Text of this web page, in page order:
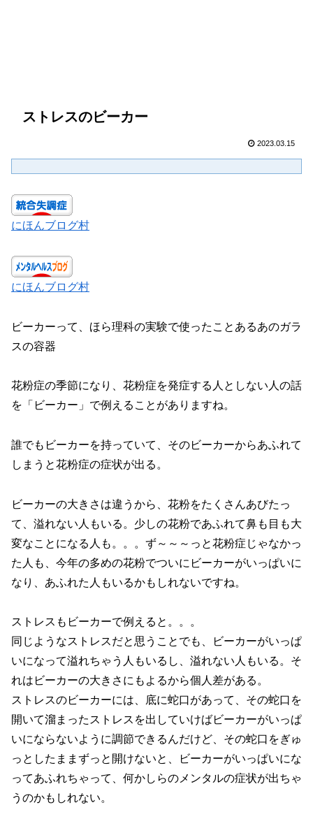
ストレスのビーカー
2023.03.15
にほんブログ村
にほんブログ村
ビーカーって、ほら理科の実験で使ったことあるあのガラ
スの容器
花粉症の季節になり、花粉症を発症する人としない人の話
を「ビーカー」で例えることがありますね。
誰でもビーカーを持っていて、そのビーカーからあふれて
しまうと花粉症の症状が出る。
ビーカーの大きさは違うから、花粉をたくさんあびたっ
て、溢れない人もいる。少しの花粉であふれて鼻も目も大
変なことになる人も。。。ず～～～っと花粉症じゃなかっ
た人も、今年の多めの花粉でついにビーカーがいっぱいに
なり、あふれた人もいるかもしれないですね。
ストレスもビーカーで例えると。。。
同じようなストレスだと思うことでも、ビーカーがいっぱ
いになって溢れちゃう人もいるし、溢れない人もいる。そ
れはビーカーの大きさにもよるから個人差がある。
ストレスのビーカーには、底に蛇口があって、その蛇口を
開いて溜まったストレスを出していけばビーカーがいっぱ
いにならないように調節できるんだけど、その蛇口をぎゅ
っとしたままずっと開けないと、ビーカーがいっぱいにな
ってあふれちゃって、何かしらのメンタルの症状が出ちゃ
うのかもしれない。